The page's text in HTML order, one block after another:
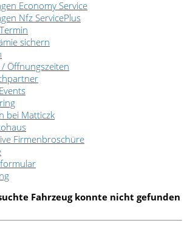
Economy Service
Nfz ServicePlus
sichern
Öffnungszeiten
bei Matticzk
Firmenbroschüre
Fahrzeug konnte nicht gefunden